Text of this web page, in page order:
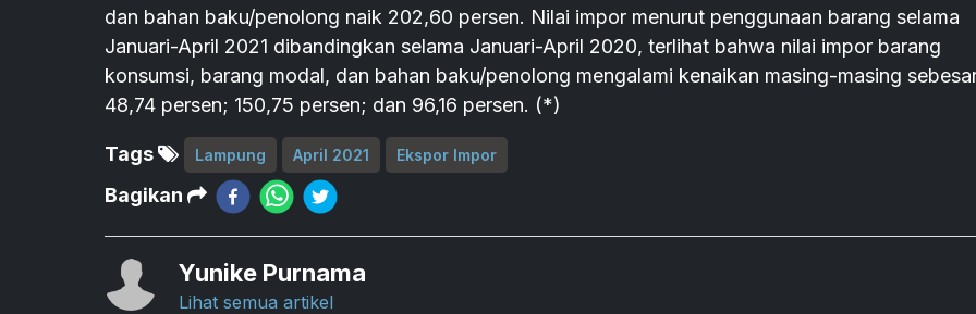
dan bahan baku/penolong naik 202,60 persen. Nilai impor menurut penggunaan barang selama
Januari-April 2021 dibandingkan selama Januari-April 2020, terlihat bahwa nilai impor barang
konsumsi, barang modal, dan bahan baku/penolong mengalami kenaikan masing-masing
48,74 persen; 150,75 persen; dan 96,16 persen. (*)
Tags Lampung April 2021 Ekspor Impor
Bagikan
Yunike Purnama
Lihat semua artikel